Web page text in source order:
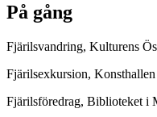
På gång
Fjärilsvandring, Kulturens
Fjärilsexkursion,
Fjärilsföredrag, Biblioteket i